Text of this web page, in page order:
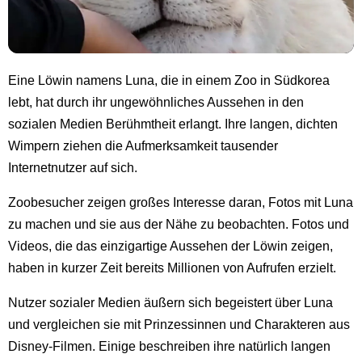
Eine Löwin namens Luna, die in einem Zoo in Südkorea
lebt, hat durch ihr ungewöhnliches Aussehen in den
sozialen Medien Berühmtheit erlangt. Ihre langen, dichten
Wimpern ziehen die Aufmerksamkeit tausender
Internetnutzer auf sich.
Zoobesucher zeigen großes Interesse daran, Fotos mit Luna
zu machen und sie aus der Nähe zu beobachten. Fotos und
Videos, die das einzigartige Aussehen der Löwin zeigen,
haben in kurzer Zeit bereits Millionen von Aufrufen erzielt.
Nutzer sozialer Medien äußern sich begeistert über Luna
und vergleichen sie mit Prinzessinnen und Charakteren aus
Disney-Filmen. Einige beschreiben ihre natürlich langen